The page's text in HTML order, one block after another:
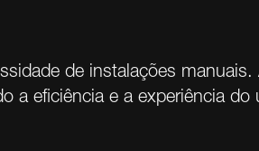
de instalações manuais.
a eficiência e a experiência do